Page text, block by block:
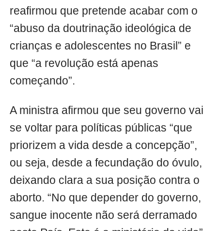
reafirmou que pretende acabar com o
“abuso da doutrinação ideológica de
crianças e adolescentes no Brasil” e
que “a revolução está apenas
começando”.
A ministra afirmou que seu governo vai
se voltar para políticas públicas “que
priorizem a vida desde a concepção”,
ou seja, desde a fecundação do óvulo,
deixando clara a sua posição contra o
aborto. “No que depender do governo,
sangue inocente não será derramado